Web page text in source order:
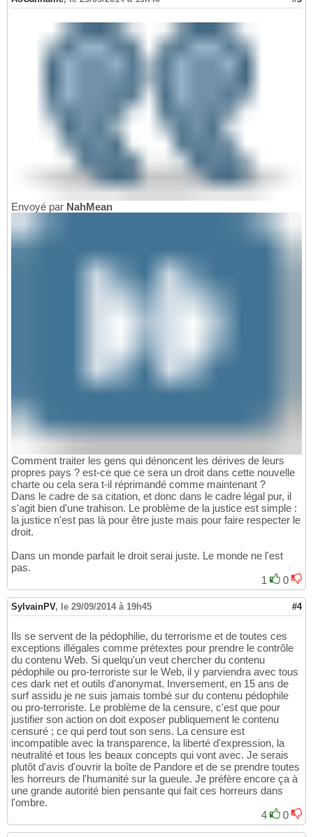
Envoyé par NahMean
Comment traiter les gens qui dénoncent les dérives de leurs
propres pays ? est-ce que ce sera un droit dans cette nouvelle
charte ou cela sera t-il réprimandé comme maintenant ?
Dans le cadre de sa citation, et donc dans le cadre légal pur, il
s'agit bien d'une trahison. Le problème de la justice est simple :
la justice n'est pas là pour être juste mais pour faire respecter le
droit.
Dans un monde parfait le droit serai juste. Le monde ne l'est
pas.
1
0
SylvainPV, le 29/09/2014 à 19h45 #4
Ils se servent de la pédophilie, du terrorisme et de toutes ces
exceptions illégales comme prétextes pour prendre le contrôle
du contenu Web. Si quelqu'un veut chercher du contenu
pédophile ou pro-terroriste sur le Web, il y parviendra avec tous
ces dark net et outils d'anonymat. Inversement, en 15 ans de
surf assidu je ne suis jamais tombé sur du contenu pédophile
ou pro-terroriste. Le problème de la censure, c'est que pour
justifier son action on doit exposer publiquement le contenu
censuré ; ce qui perd tout son sens. La censure est
incompatible avec la transparence, la liberté d'expression, la
neutralité et tous les beaux concepts qui vont avec. Je serais
plutôt d'avis d'ouvrir la boîte de Pandore et de se prendre toutes
les horreurs de l'humanité sur la gueule. Je préfère encore ça à
une grande autorité bien pensante qui fait ces horreurs dans
l'ombre.
4
0